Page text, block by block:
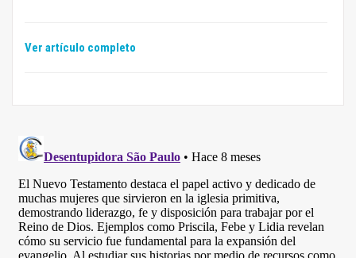
Ver artículo completo